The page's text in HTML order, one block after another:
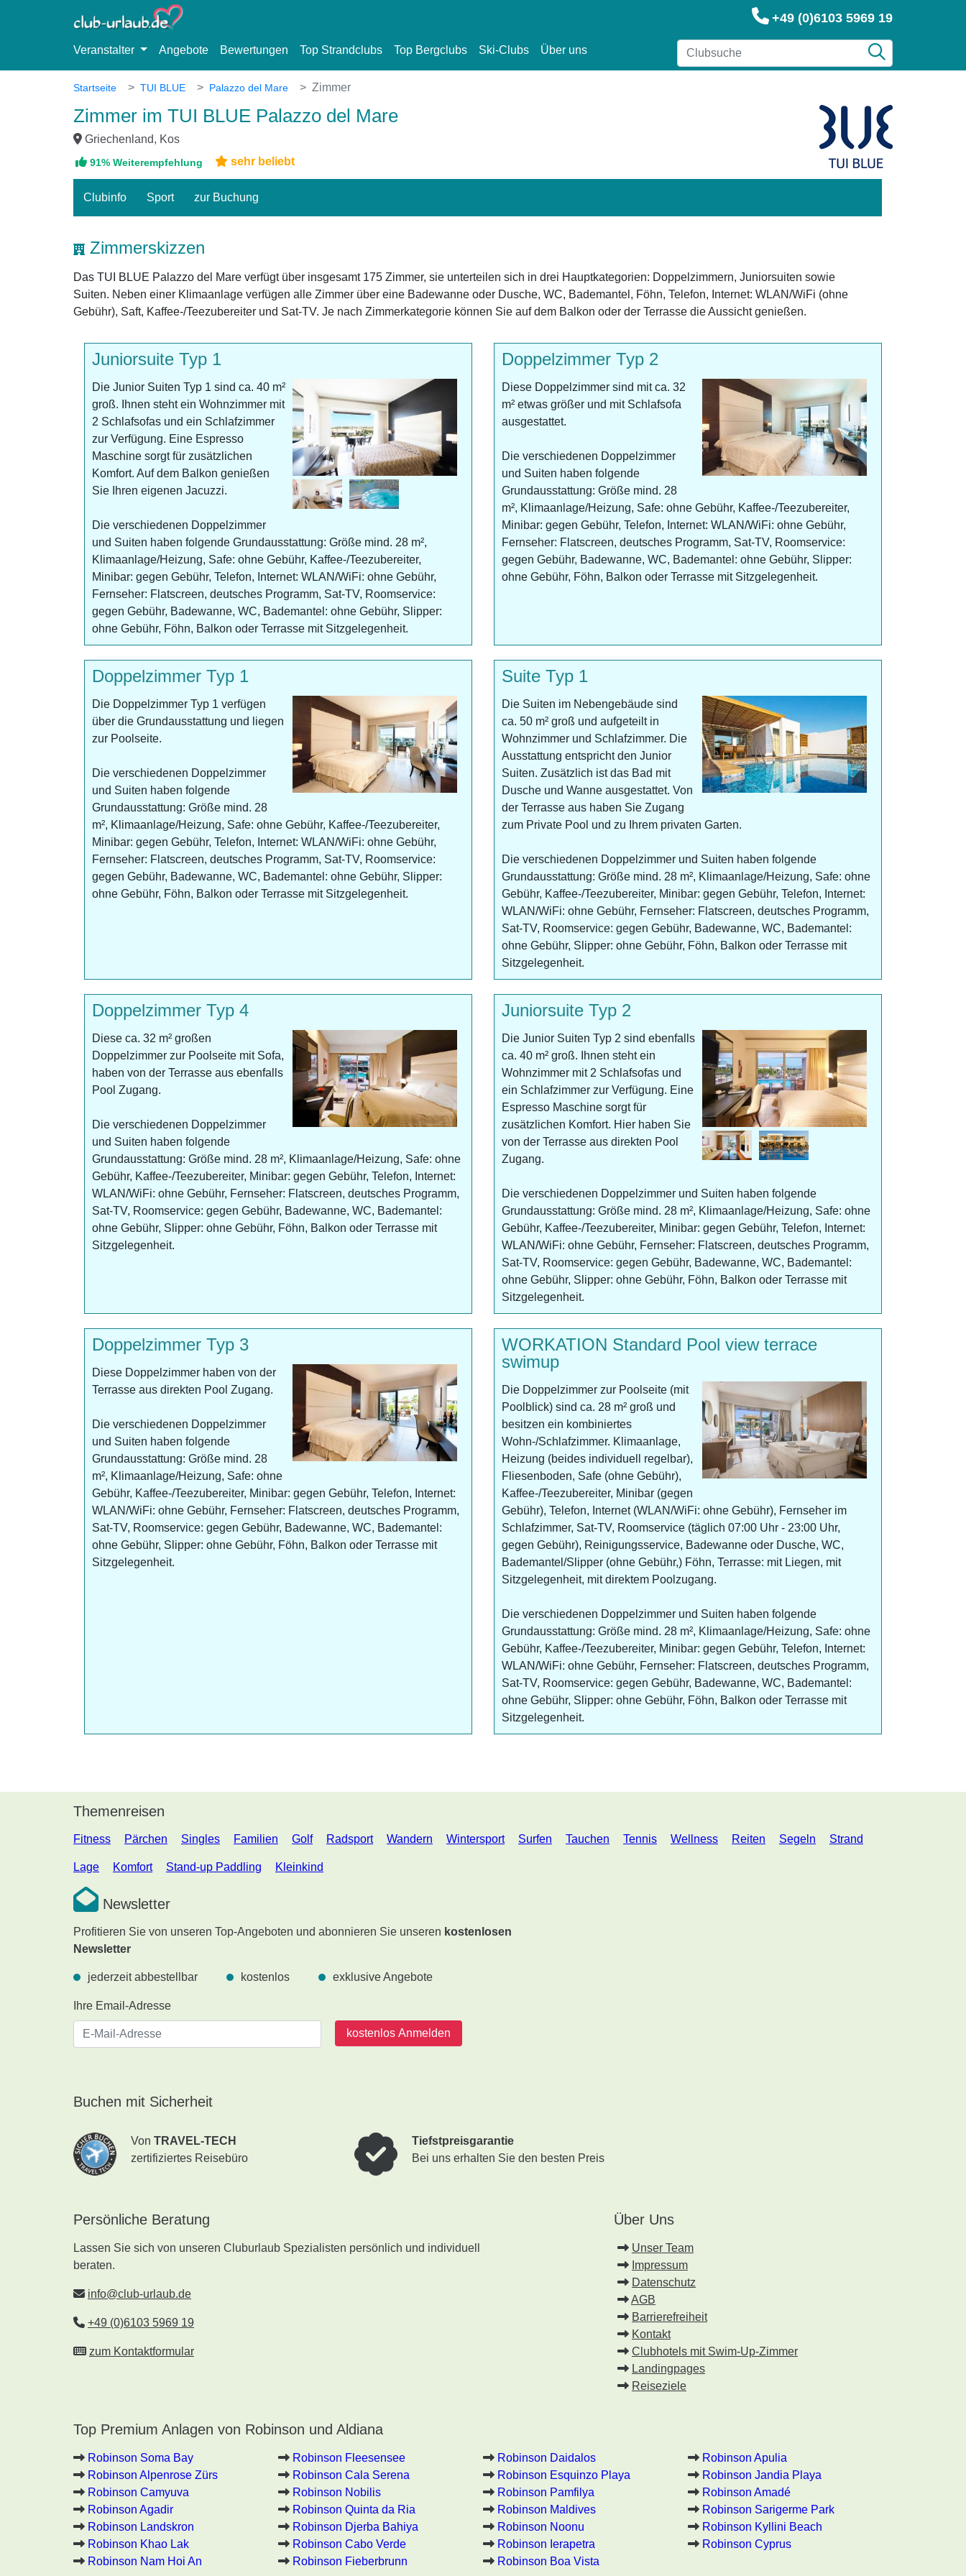
+49 (0)6103 5969 19
Veranstalter Angebote Bewertungen Top Strandclubs Top Bergclubs Ski-Clubs Über uns
Startseite TUI BLUE Palazzo del Mare Zimmer
Zimmer im TUI BLUE Palazzo del Mare
Griechenland, Kos
91% Weiterempfehlung sehr beliebt
Clubinfo Sport zur Buchung
Zimmerskizzen
Das TUI BLUE Palazzo del Mare verfügt über insgesamt 175 Zimmer, sie unterteilen sich in drei Hauptkategorien: Doppelzimmern, Juniorsuiten sowie
Suiten. Neben einer Klimaanlage verfügen alle Zimmer über eine Badewanne oder Dusche, WC, Bademantel, Föhn, Telefon, Internet: WLAN/WiFi (ohne
Gebühr), Saft, Kaffee-/Teezubereiter und Sat-TV. Je nach Zimmerkategorie können Sie auf dem Balkon oder der Terrasse die Aussicht genießen.
Juniorsuite Typ 1
Die Junior Suiten Typ 1 sind ca. 40 m²
groß. Ihnen steht ein Wohnzimmer mit
2 Schlafsofas und ein Schlafzimmer
zur Verfügung. Eine Espresso
Maschine sorgt für zusätzlichen
Komfort. Auf dem Balkon genießen
Sie Ihren eigenen Jacuzzi.
Die verschiedenen Doppelzimmer
und Suiten haben folgende Grundausstattung: Größe mind. 28 m²,
Klimaanlage/Heizung, Safe: ohne Gebühr, Kaffee-/Teezubereiter,
Minibar: gegen Gebühr, Telefon, Internet: WLAN/WiFi: ohne Gebühr,
Fernseher: Flatscreen, deutsches Programm, Sat-TV, Roomservice:
gegen Gebühr, Badewanne, WC, Bademantel: ohne Gebühr, Slipper:
ohne Gebühr, Föhn, Balkon oder Terrasse mit Sitzgelegenheit.
Doppelzimmer Typ 2
Diese Doppelzimmer sind mit ca. 32
m² etwas größer und mit Schlafsofa
ausgestattet.
Die verschiedenen Doppelzimmer
und Suiten haben folgende
Grundausstattung: Größe mind. 28
m², Klimaanlage/Heizung, Safe: ohne Gebühr, Kaffee-/Teezubereiter,
Minibar: gegen Gebühr, Telefon, Internet: WLAN/WiFi: ohne Gebühr,
Fernseher: Flatscreen, deutsches Programm, Sat-TV, Roomservice:
gegen Gebühr, Badewanne, WC, Bademantel: ohne Gebühr, Slipper:
ohne Gebühr, Föhn, Balkon oder Terrasse mit Sitzgelegenheit.
Doppelzimmer Typ 1
Die Doppelzimmer Typ 1 verfügen
über die Grundausstattung und liegen
zur Poolseite.
Die verschiedenen Doppelzimmer
und Suiten haben folgende
Grundausstattung: Größe mind. 28
m², Klimaanlage/Heizung, Safe: ohne Gebühr, Kaffee-/Teezubereiter,
Minibar: gegen Gebühr, Telefon, Internet: WLAN/WiFi: ohne Gebühr,
Fernseher: Flatscreen, deutsches Programm, Sat-TV, Roomservice:
gegen Gebühr, Badewanne, WC, Bademantel: ohne Gebühr, Slipper:
ohne Gebühr, Föhn, Balkon oder Terrasse mit Sitzgelegenheit.
Suite Typ 1
Die Suiten im Nebengebäude sind
ca. 50 m² groß und aufgeteilt in
Wohnzimmer und Schlafzimmer. Die
Ausstattung entspricht den Junior
Suiten. Zusätzlich ist das Bad mit
Dusche und Wanne ausgestattet. Von
der Terrasse aus haben Sie Zugang
zum Private Pool und zu Ihrem privaten Garten.
Die verschiedenen Doppelzimmer und Suiten haben folgende
Grundausstattung: Größe mind. 28 m², Klimaanlage/Heizung, Safe: ohne
Gebühr, Kaffee-/Teezubereiter, Minibar: gegen Gebühr, Telefon, Internet:
WLAN/WiFi: ohne Gebühr, Fernseher: Flatscreen, deutsches Programm,
Sat-TV, Roomservice: gegen Gebühr, Badewanne, WC, Bademantel:
ohne Gebühr, Slipper: ohne Gebühr, Föhn, Balkon oder Terrasse mit
Sitzgelegenheit.
Doppelzimmer Typ 4
Diese ca. 32 m² großen
Doppelzimmer zur Poolseite mit Sofa,
haben von der Terrasse aus ebenfalls
Pool Zugang.
Die verschiedenen Doppelzimmer
und Suiten haben folgende
Grundausstattung: Größe mind. 28 m², Klimaanlage/Heizung, Safe: ohne
Gebühr, Kaffee-/Teezubereiter, Minibar: gegen Gebühr, Telefon, Internet:
WLAN/WiFi: ohne Gebühr, Fernseher: Flatscreen, deutsches Programm,
Sat-TV, Roomservice: gegen Gebühr, Badewanne, WC, Bademantel:
ohne Gebühr, Slipper: ohne Gebühr, Föhn, Balkon oder Terrasse mit
Sitzgelegenheit.
Juniorsuite Typ 2
Die Junior Suiten Typ 2 sind ebenfalls
ca. 40 m² groß. Ihnen steht ein
Wohnzimmer mit 2 Schlafsofas und
ein Schlafzimmer zur Verfügung. Eine
Espresso Maschine sorgt für
zusätzlichen Komfort. Hier haben Sie
von der Terrasse aus direkten Pool
Zugang.
Die verschiedenen Doppelzimmer und Suiten haben folgende
Grundausstattung: Größe mind. 28 m², Klimaanlage/Heizung, Safe: ohne
Gebühr, Kaffee-/Teezubereiter, Minibar: gegen Gebühr, Telefon, Internet:
WLAN/WiFi: ohne Gebühr, Fernseher: Flatscreen, deutsches Programm,
Sat-TV, Roomservice: gegen Gebühr, Badewanne, WC, Bademantel:
ohne Gebühr, Slipper: ohne Gebühr, Föhn, Balkon oder Terrasse mit
Sitzgelegenheit.
Doppelzimmer Typ 3
Diese Doppelzimmer haben von der
Terrasse aus direkten Pool Zugang.
Die verschiedenen Doppelzimmer
und Suiten haben folgende
Grundausstattung: Größe mind. 28
m², Klimaanlage/Heizung, Safe: ohne
Gebühr, Kaffee-/Teezubereiter, Minibar: gegen Gebühr, Telefon, Internet:
WLAN/WiFi: ohne Gebühr, Fernseher: Flatscreen, deutsches Programm,
Sat-TV, Roomservice: gegen Gebühr, Badewanne, WC, Bademantel:
ohne Gebühr, Slipper: ohne Gebühr, Föhn, Balkon oder Terrasse mit
Sitzgelegenheit.
WORKATION Standard Pool view terrace
swimup
Die Doppelzimmer zur Poolseite (mit
Poolblick) sind ca. 28 m² groß und
besitzen ein kombiniertes
Wohn-/Schlafzimmer. Klimaanlage,
Heizung (beides individuell regelbar),
Fliesenboden, Safe (ohne Gebühr),
Kaffee-/Teezubereiter, Minibar (gegen
Gebühr), Telefon, Internet (WLAN/WiFi: ohne Gebühr), Fernseher im
Schlafzimmer, Sat-TV, Roomservice (täglich 07:00 Uhr - 23:00 Uhr,
gegen Gebühr), Reinigungsservice, Badewanne oder Dusche, WC,
Bademantel/Slipper (ohne Gebühr,) Föhn, Terrasse: mit Liegen, mit
Sitzgelegenheit, mit direktem Poolzugang.
Die verschiedenen Doppelzimmer und Suiten haben folgende
Grundausstattung: Größe mind. 28 m², Klimaanlage/Heizung, Safe: ohne
Gebühr, Kaffee-/Teezubereiter, Minibar: gegen Gebühr, Telefon, Internet:
WLAN/WiFi: ohne Gebühr, Fernseher: Flatscreen, deutsches Programm,
Sat-TV, Roomservice: gegen Gebühr, Badewanne, WC, Bademantel:
ohne Gebühr, Slipper: ohne Gebühr, Föhn, Balkon oder Terrasse mit
Sitzgelegenheit.
Themenreisen
Fitness Pärchen Singles Familien Golf Radsport Wandern Wintersport Surfen Tauchen Tennis Wellness Reiten Segeln Strand
Lage Komfort Stand-up Paddling Kleinkind
Newsletter
Profitieren Sie von unseren Top-Angeboten und abonnieren Sie unseren kostenlosen
Newsletter
jederzeit abbestellbar kostenlos exklusive Angebote
Ihre Email-Adresse
kostenlos Anmelden
Buchen mit Sicherheit
Von TRAVEL-TECH
zertifiziertes Reisebüro
Tiefstpreisgarantie
Bei uns erhalten Sie den besten Preis
Persönliche Beratung
Lassen Sie sich von unseren Cluburlaub Spezialisten persönlich und individuell
beraten.
info@club-urlaub.de
+49 (0)6103 5969 19
zum Kontaktformular
Über Uns
Unser Team
Impressum
Datenschutz
AGB
Barrierefreiheit
Kontakt
Clubhotels mit Swim-Up-Zimmer
Landingpages
Reiseziele
Top Premium Anlagen von Robinson und Aldiana
Robinson Soma Bay Robinson Fleesensee Robinson Daidalos
Robinson Apulia
Robinson Alpenrose Zürs
Robinson Cala Serena Robinson Esquinzo Playa
Robinson Jandia Playa
Robinson Camyuva
Robinson Nobilis Robinson Pamfilya
Robinson Amadé
Robinson Agadir
Robinson Quinta da Ria Robinson Maldives
Robinson Sarigerme Park
Robinson Landskron
Robinson Djerba Bahiya Robinson Noonu
Robinson Kyllini Beach
Robinson Khao Lak
Robinson Cabo Verde Robinson Ierapetra
Robinson Cyprus
Robinson Nam Hoi An
Robinson Fieberbrunn Robinson Boa Vista